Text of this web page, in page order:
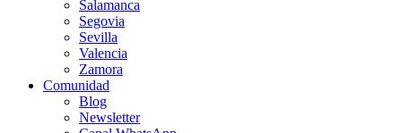
Salamanca
Segovia
Sevilla
Valencia
Zamora
Comunidad
Blog
Newsletter